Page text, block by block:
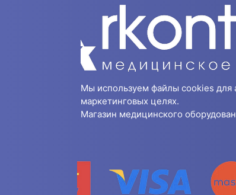
Мы используем файлы cookies для
маркетинговых целях.
Магазин медицинского